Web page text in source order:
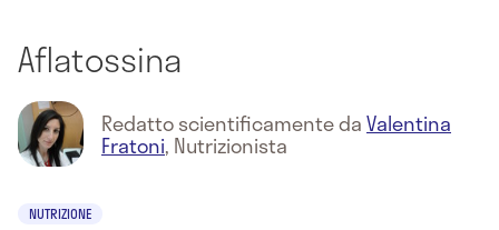
Aflatossina
Redatto scientificamente daValentina
Fratoni, Nutrizionista
NUTRIZIONE